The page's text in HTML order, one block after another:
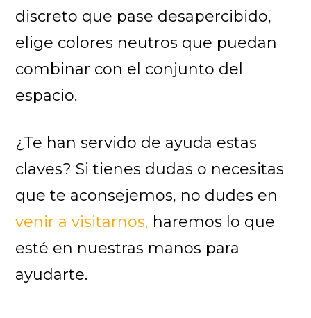
discreto que pase desapercibido,
elige colores neutros que puedan
combinar con el conjunto del
espacio.
¿Te han servido de ayuda estas
claves? Si tienes dudas o necesitas
que te aconsejemos, no dudes en
venir a visitarnos, haremos lo que
esté en nuestras manos para
ayudarte.